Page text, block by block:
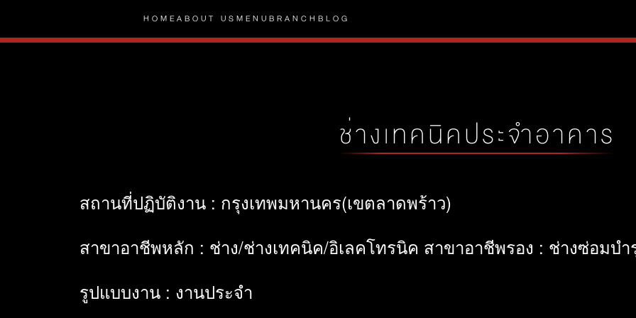
HOMEABOUT US MENU BRANCH BLOG
ช่างเทคนิคประจำอาคาร
สถานที่ปฏิบัติงาน : กรุงเทพมหานคร(เขตลาดพร้าว)
สาขาอาชีพหลัก : ช่าง/ช่างเทคนิค/อิเลคโทรนิค สาขาอาชีพรอง : ช่างซ่อมบำ
รูปแบบงาน : งานประจำ